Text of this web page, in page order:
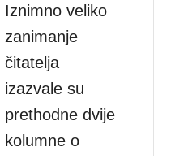
Iznimno veliko
zanimanje
čitatelja
izazvale su
prethodne dvije
kolumne o